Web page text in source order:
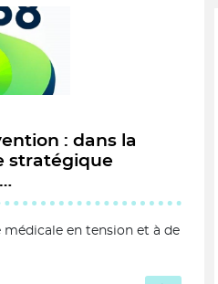
: dans la
stratégique
médicale en tension et à de